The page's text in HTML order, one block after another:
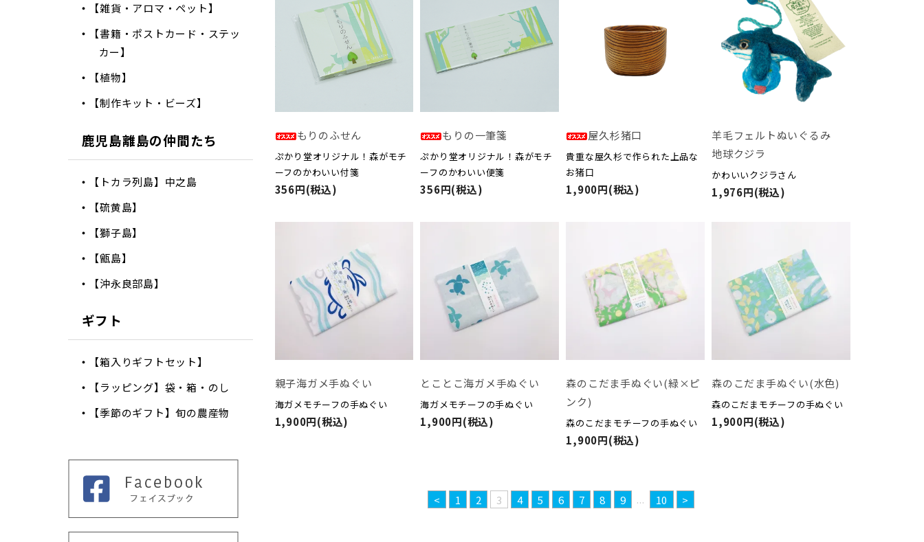
もりのふせん
ぷかり堂オリジナル！森がモチ
ーフのかわいい付箋
356円(税込)
もりの一筆箋
ぷかり堂オリジナル！森がモチ
ーフのかわいい便箋
356円(税込)
屋久杉猪口
貴重な屋久杉で作られた上品な
お猪口
1,900円(税込)
羊毛フェルトぬいぐるみ
地球クジラ
かわいいクジラさん
1,976円(税込)
親子海ガメ手ぬぐい
海ガメモチーフの手ぬぐい
1,900円(税込)
とことこ海ガメ手ぬぐい
海ガメモチーフの手ぬぐい
1,900円(税込)
森のこだま手ぬぐい(緑×ピ
ンク)
森のこだまモチーフの手ぬぐい
1,900円(税込)
森のこだま手ぬぐい(水色)
森のこだまモチーフの手ぬぐい
1,900円(税込)
< 1 2 3 4 5 6 7 8 9 ... 10 >
【雑貨・アロマ・ペット】
【書籍・ポストカード・ステッ
カー】
【植物】
【制作キット・ビーズ】
鹿児島離島の仲間たち
【トカラ列島】中之島
【硫黄島】
【獅子島】
【甑島】
【沖永良部島】
ギフト
【箱入りギフトセット】
【ラッピング】袋・箱・のし
【季節のギフト】旬の農産物